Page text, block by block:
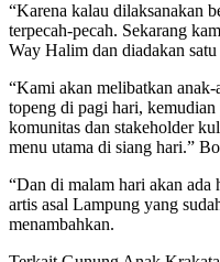
“Karena kalau dilaksanakan
terpecah-pecah. Sekarang
Way Halim dan diadakan
“Kami akan melibatkan
topeng di pagi hari,
komunitas dan stakeholder
menu utama di siang hari.”
“Dan di malam hari akan ada
artis asal Lampung yang
menambahkan.